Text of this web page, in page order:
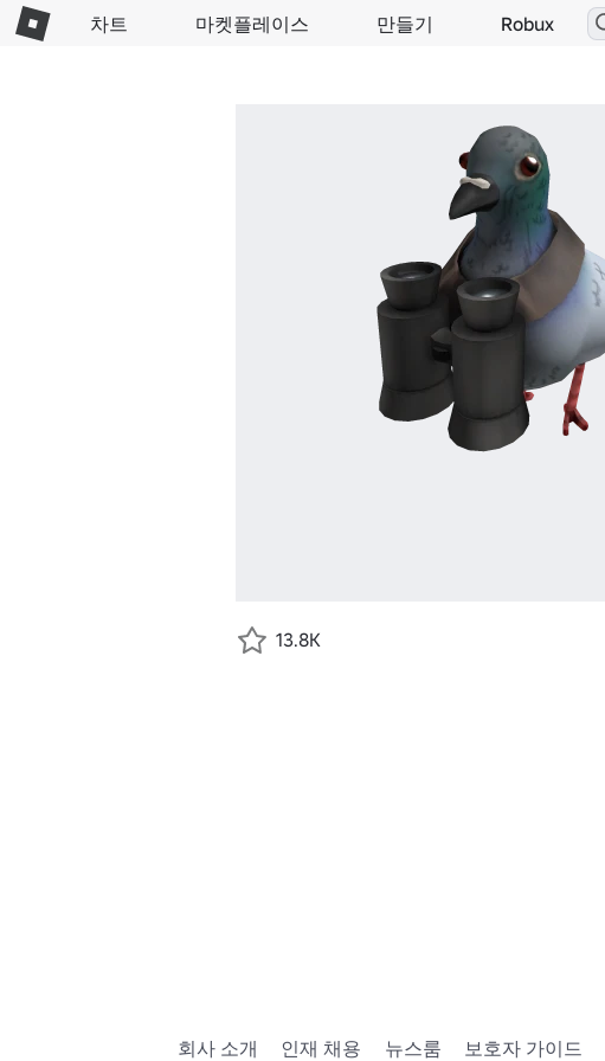
차트 마켓플레이스 만들기 Robux
13.8K
회사 소개 인재 채용 뉴스룸 보호자 가이드